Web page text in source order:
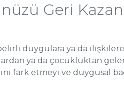
Geri
duygulara ya da ilişkilere
ya da çocukluktan gelen
fark etmeyi ve duygusal